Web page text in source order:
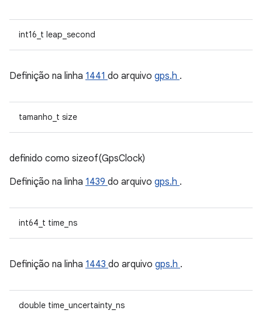
int16_t leap_second
Definição na linha 1441 do arquivo gps.h .
tamanho_t size
definido como sizeof(GpsClock)
Definição na linha 1439 do arquivo gps.h .
int64_t time_ns
Definição na linha 1443 do arquivo gps.h .
double time_uncertainty_ns